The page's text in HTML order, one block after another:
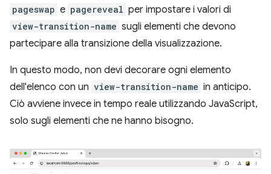
pageswap e pagereveal per impostare i valori di
view-transition-name sugli elementi che devono
partecipare alla transizione della visualizzazione.
In questo modo, non devi decorare ogni elemento
dell'elenco con un view-transition-name in anticipo.
Ciò avviene invece in tempo reale utilizzando JavaScript,
solo sugli elementi che ne hanno bisogno.